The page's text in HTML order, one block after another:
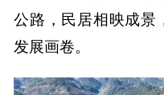
公路，民居相映成景
发展画卷。